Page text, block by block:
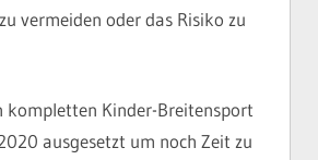
vermeiden oder das Risiko zu
kompletten Kinder-Breitensport
ausgesetzt um noch Zeit zu